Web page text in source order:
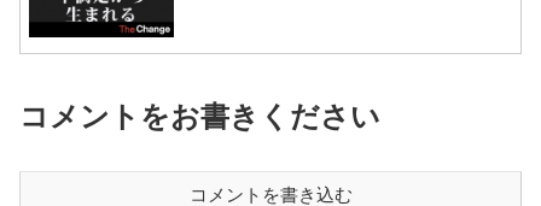
コメントをお書きください
コメントを書き込む